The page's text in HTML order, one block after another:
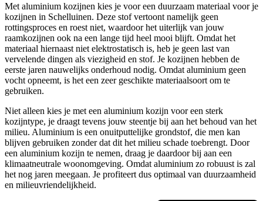
Met aluminium kozijnen kies je voor een duurzaam materiaal voor je
kozijnen in Schelluinen. Deze stof vertoont namelijk geen
rottingsproces en roest niet, waardoor het uiterlijk van jouw
raamkozijnen ook na een lange tijd heel mooi blijft. Omdat het
materiaal hiernaast niet elektrostatisch is, heb je geen last van
vervelende dingen als viezigheid en stof. Je kozijnen hebben de
eerste jaren nauwelijks onderhoud nodig. Omdat aluminium geen
vocht opneemt, is het een zeer geschikte materiaalsoort om te
gebruiken.
Niet alleen kies je met een aluminium kozijn voor een sterk
kozijntype, je draagt tevens jouw steentje bij aan het behoud van het
milieu. Aluminium is een onuitputtelijke grondstof, die men kan
blijven gebruiken zonder dat dit het milieu schade toebrengt. Door
een aluminium kozijn te nemen, draag je daardoor bij aan een
klimaatneutrale woonomgeving. Omdat aluminium zo robuust is zal
het nog jaren meegaan. Je profiteert dus optimaal van duurzaamheid
en milieuvriendelijkheid.